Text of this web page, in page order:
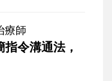
療師
令溝通法，